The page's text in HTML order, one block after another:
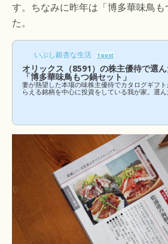
す。ちなみに昨年は「博多華味鳥
た。
いぶし銀杏な生活 1 post
オリックス（8591）の株主優待で選
「博多華味鳥もつ鍋セット」
妻が熱望した本場の味株主優待でカタログギフト
らえる銘柄を中心に投資をしている我が家。選
から一度は食べてみたかった、とのこと。株主
カタログギフトがもらえる銘柄に投資をしてい
も、家族に喜んでもらいたいためですので、家
「これが欲しい！」という声が上がるのは嬉しい
です。 （...